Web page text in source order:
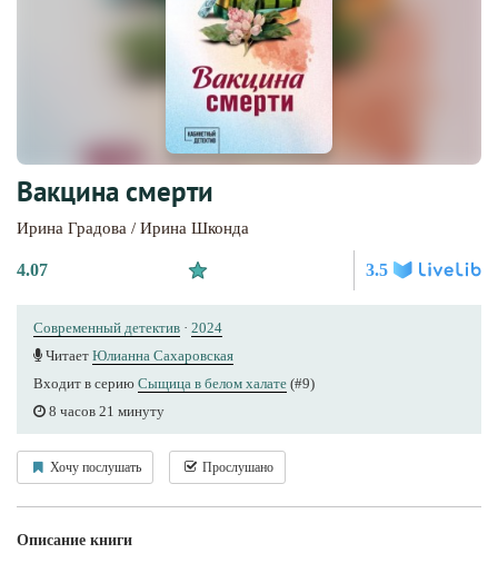
Вакцина смерти
Ирина Градова / Ирина Шконда
4.07 3.5
Современный детектив · 2024
Читает Юлианна Сахаровская
Входит в серию Сыщица в белом халате (#9)
8 часов 21 минуту
Хочу послушать Прослушано
Описание книги